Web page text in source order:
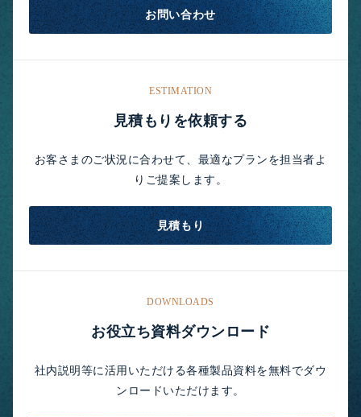
お問い合わせ
ESTIMATION
見積もりを依頼する
お客さまのご状況に合わせて、最適なプランを担当者よ
りご提案します。
見積もり
DOWNLOADS
お役立ち資料ダウンロード
社内説明等に活用いただける各種製品資料を無料でダウ
ンロードいただけます。